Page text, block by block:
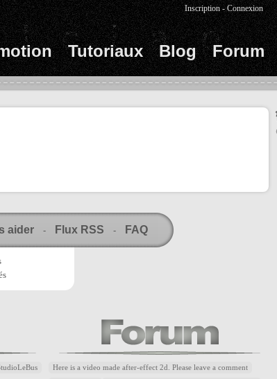
Tutoriaux Blog Forum
Inscription -Connexion
aider - Flux RSS - FAQ
Here is a video made after-effect 2d. Please leave a comment